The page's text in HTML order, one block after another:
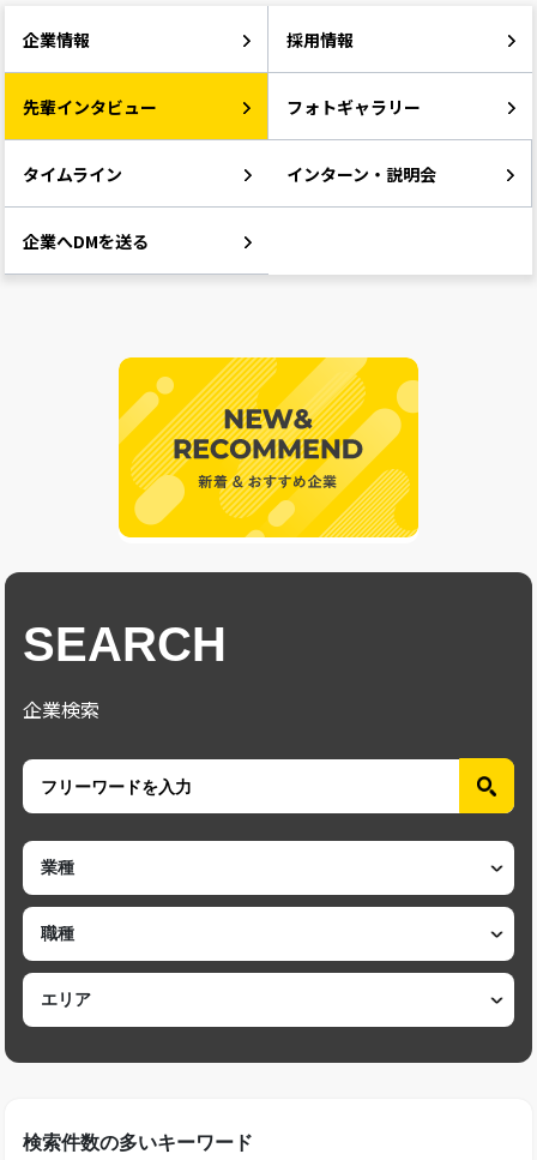
企業情報 採用情報
先輩インタビュー フォトギャラリー
タイムライン インターン・説明会
企業へDMを送る
SEARCH
企業検索
検索件数の多いキーワード